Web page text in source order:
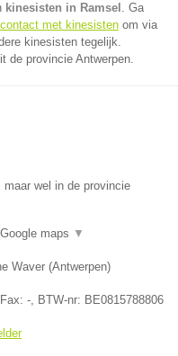
kinesisten in Ramsel . Ga
met kinesisten om via
kinesisten tegelijk.
de provincie Antwerpen.
wel in de provincie
Google maps ▼
Waver (Antwerpen)
-, BTW-nr: BE0815788806